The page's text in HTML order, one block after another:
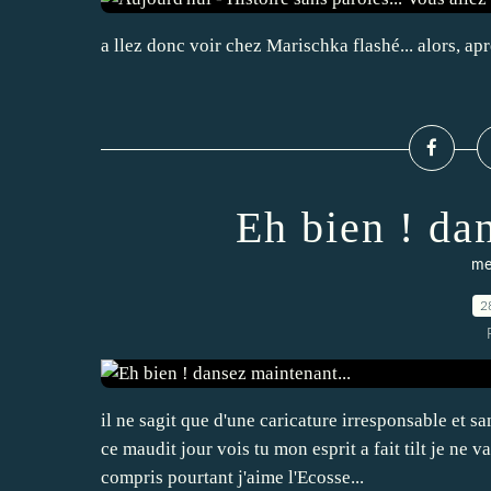
a llez donc voir chez Marischka flashé... alors,
Eh bien !
il ne sagit que d'une caricature irresponsable et
ce maudit jour vois tu mon esprit a fait tilt je ne
compris pourtant j'aime l'Ecosse...